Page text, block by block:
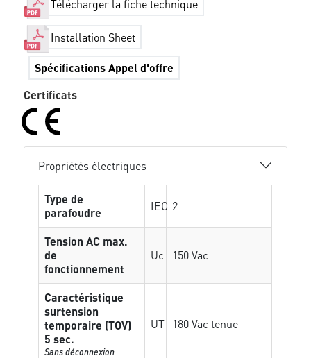
Télécharger la fiche technique
Installation Sheet
Spécifications Appel d'offre
Certificats
Propriétés électriques
Type de
parafoudre
IEC 2
Tension AC max.
de
fonctionnement
Uc 150 Vac
Caractéristique
surtension
temporaire (TOV)
5 sec.
Sans déconnexion
UT 180 Vac tenue